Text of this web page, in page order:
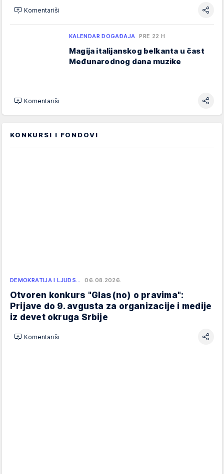
Komentariši
KALENDAR DOGAĐAJA PRE 22 H
Magija italijanskog belkanta u čast
Međunarodnog dana muzike
Komentariši
KONKURSI I FONDOVI
DEMOKRATIJA I LJUDS… 06.08.2026.
Otvoren konkurs "Glas(no) o pravima":
Prijave do 9. avgusta za organizacije i medije
iz devet okruga Srbije
Komentariši